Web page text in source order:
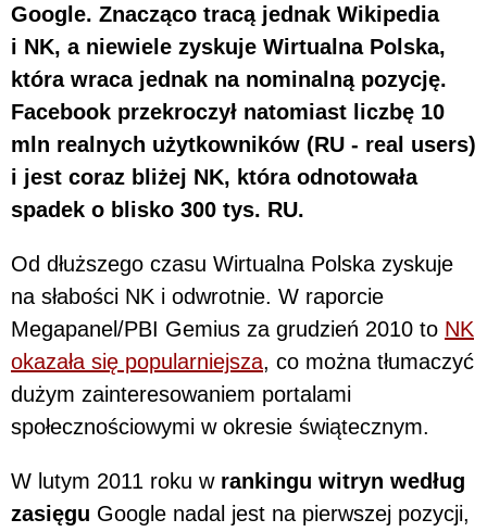
Google. Znacząco tracą jednak Wikipedia
i NK, a niewiele zyskuje Wirtualna Polska,
która wraca jednak na nominalną pozycję.
Facebook przekroczył natomiast liczbę 10
mln realnych użytkowników (RU - real users)
i jest coraz bliżej NK, która odnotowała
spadek o blisko 300 tys. RU.
Od dłuższego czasu Wirtualna Polska zyskuje
na słabości NK i odwrotnie. W raporcie
Megapanel/PBI Gemius za grudzień 2010 to NK
okazała się popularniejsza, co można tłumaczyć
dużym zainteresowaniem portalami
społecznościowymi w okresie świątecznym.
W lutym 2011 roku w rankingu witryn według
zasięgu Google nadal jest na pierwszej pozycji,